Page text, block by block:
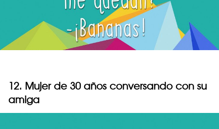
12. Mujer de 30 años conversando con su
amiga